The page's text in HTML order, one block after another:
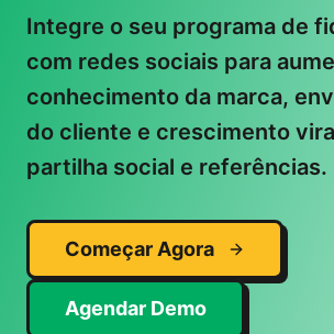
Integre o seu programa de
com redes sociais para
conhecimento da marca,
do cliente e crescimento
partilha social e referências.
Começar Agora
Agendar Demo